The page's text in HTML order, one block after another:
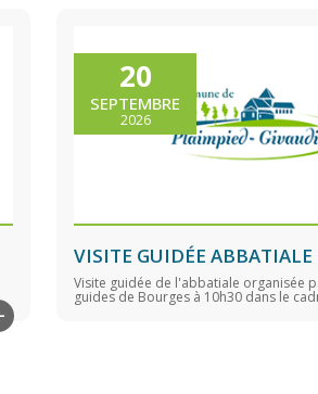
20
SEPTEMBRE
2026
VISITE GUIDÉE ABBATIALE
Visite guidée de l'abbatiale organisée
guides de Bourges à 10h30 dans le